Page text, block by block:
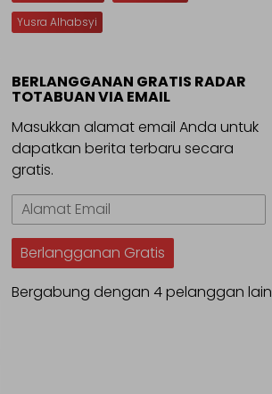
Yusra Alhabsyi
BERLANGGANAN GRATIS RADAR
TOTABUAN VIA EMAIL
Masukkan alamat email Anda untuk
dapatkan berita terbaru secara
gratis.
Alamat
Email
Berlangganan Gratis
Bergabung dengan 4 pelanggan lain